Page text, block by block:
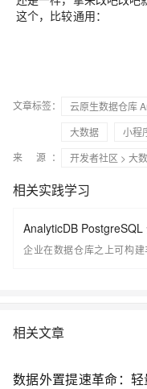
这个，比较通用：
文章标签： 云原生数据仓库
大数据
小程
来 源：
开发者社区 > 大
相关实践学习
AnalyticDB
服务资产
企业在数据仓库之上可构
相关文章